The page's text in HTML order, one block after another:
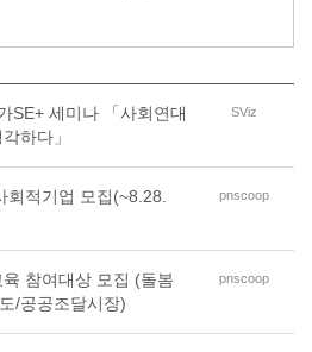
SE+ 세미나 「사회연대
하다」
SViz
회적기업 모집(~8.28.
pnscoop
참여대상 모집 (돌봄
/공공조달시장)
pnscoop